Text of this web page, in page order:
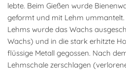
lebte. Beim Gießen wurde
geformt und mit Lehm
Lehms wurde das Wachs
Wachs) und in die stark erhitzte
flüssige Metall gegossen. Nach
Lehmschale zerschlagen